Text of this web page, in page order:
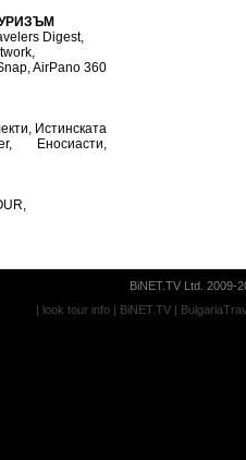
Digest,
,
,AirPano 360
, Истинската
, Еносиасти,
,
BiNET.TV Ltd. 2009-
| look tour info | BiNET.TV |